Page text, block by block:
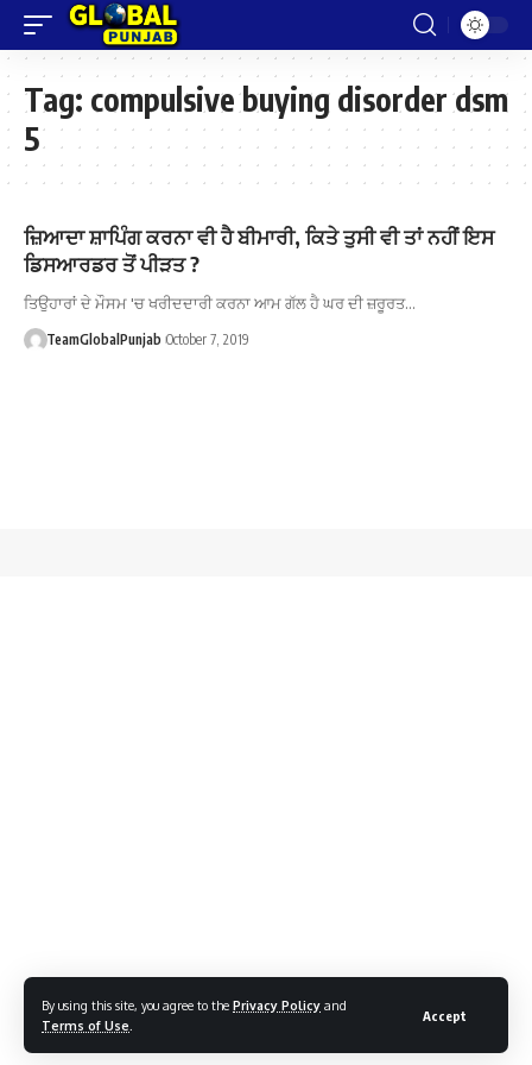
By using this site, you agree to the Privacy Policy and
Terms of Use
Accept
Tag: compulsive buying disorder dsm
5
ਜ਼ਿਆਦਾ ਸ਼ਾਪਿੰਗ ਕਰਨਾ ਵੀ ਹੈ ਬੀਮਾਰੀ, ਕਿਤੇ ਤੁਸੀ ਵੀ ਤਾਂ ਨਹੀਂ ਇਸ
ਡਿਸਆਰਡਰ ਤੋਂ ਪੀੜਤ ?
ਤਿਉਹਾਰਾਂ ਦੇ ਮੌਸਮ 'ਚ ਖਰੀਦਦਾਰੀ ਕਰਨਾ ਆਮ ਗੱਲ ਹੈ ਘਰ ਦੀ ਜ਼ਰੂਰਤ…
TeamGlobalPunjab October 7, 2019